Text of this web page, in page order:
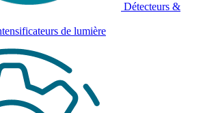
Détecteurs &
de lumière